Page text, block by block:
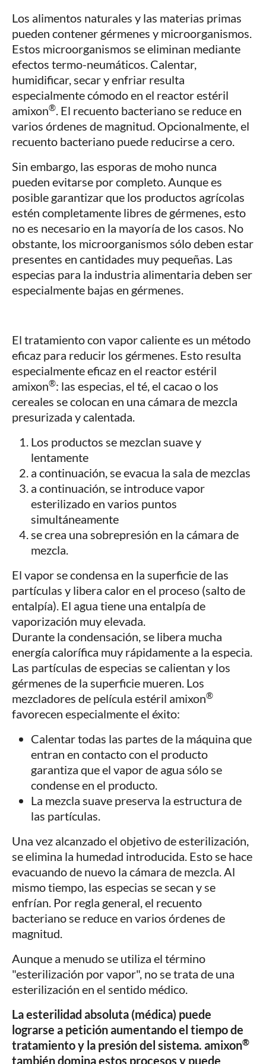
Los alimentos naturales y las materias primas
pueden contener gérmenes y microorganismos.
Estos microorganismos se eliminan mediante
efectos termo-neumáticos. Calentar,
humidificar, secar y enfriar resulta
especialmente cómodo en el reactor estéril
amixon®. El recuento bacteriano se reduce en
varios órdenes de magnitud. Opcionalmente, el
recuento bacteriano puede reducirse a cero.
Sin embargo, las esporas de moho nunca
pueden evitarse por completo. Aunque es
posible garantizar que los productos agrícolas
estén completamente libres de gérmenes, esto
no es necesario en la mayoría de los casos. No
obstante, los microorganismos sólo deben estar
presentes en cantidades muy pequeñas. Las
especias para la industria alimentaria deben ser
especialmente bajas en gérmenes.
El tratamiento con vapor caliente es un método
eficaz para reducir los gérmenes. Esto resulta
especialmente eficaz en el reactor estéril
amixon®: las especias, el té, el cacao o los
cereales se colocan en una cámara de mezcla
presurizada y calentada.
Los productos se mezclan suave y
lentamente
a continuación, se evacua la sala de mezclas
a continuación, se introduce vapor
esterilizado en varios puntos
simultáneamente
se crea una sobrepresión en la cámara de
mezcla.
El vapor se condensa en la superficie de las
partículas y libera calor en el proceso (salto de
entalpía). El agua tiene una entalpía de
vaporización muy elevada.
Durante la condensación, se libera mucha
energía calorífica muy rápidamente a la especia.
Las partículas de especias se calientan y los
gérmenes de la superficie mueren. Los
mezcladores de película estéril amixon®
favorecen especialmente el éxito:
Calentar todas las partes de la máquina que
entran en contacto con el producto
garantiza que el vapor de agua sólo se
condense en el producto.
La mezcla suave preserva la estructura de
las partículas.
Una vez alcanzado el objetivo de esterilización,
se elimina la humedad introducida. Esto se hace
evacuando de nuevo la cámara de mezcla. Al
mismo tiempo, las especias se secan y se
enfrían. Por regla general, el recuento
bacteriano se reduce en varios órdenes de
magnitud.
Aunque a menudo se utiliza el término
"esterilización por vapor", no se trata de una
esterilización en el sentido médico.
La esterilidad absoluta (médica) puede
lograrse a petición aumentando el tiempo de
tratamiento y la presión del sistema. amixon®
también domina estos procesos y puede